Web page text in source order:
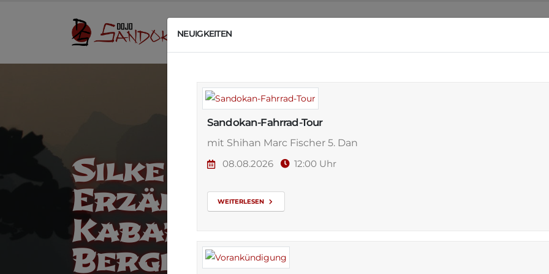
NEUIGKEITEN
Sandokan-Fahrrad-Tour
mit Shihan Marc Fischer 5. Dan
08.08.2026
12:00 Uhr
WEITERLESEN
Silke Höttges,
Erzählerin und
Kabarettistin in
Bergisch Böse & Explizit